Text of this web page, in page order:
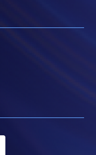
学院
专业进修学院
申请人必须为
职员查询。